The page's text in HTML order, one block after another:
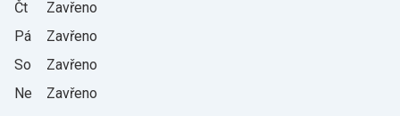
Čt
Zavřeno
Pá
Zavřeno
So
Zavřeno
Ne
Zavřeno